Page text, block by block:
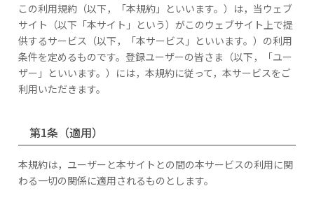
この利用規約（以下，「本規約」といいます。）は，当ウェブ
サイト（以下「本サイト」という）がこのウェブサイト上で提
供するサービス（以下，「本サービス」といいます。）の利用
条件を定めるものです。登録ユーザーの皆さま（以下，「ユー
ザー」といいます。）には，本規約に従って，本サービスをご
利用いただきます。
第1条（適用）
本規約は，ユーザーと本サイトとの間の本サービスの利用に関
わる一切の関係に適用されるものとします。